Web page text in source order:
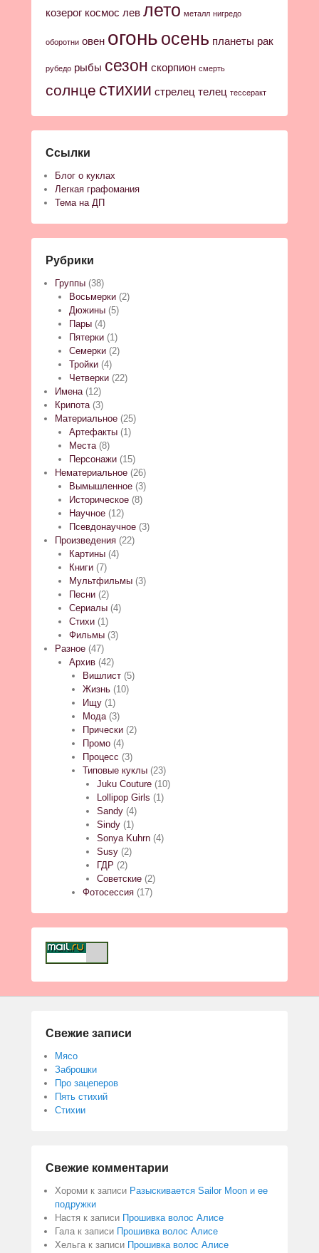
козерог космос лев лето металл нигредо
оборотни овен огонь осень планеты рак
рубедо рыбы сезон скорпион смерть
солнце стихии стрелец телец тессеракт
Ссылки
Блог о куклах
Легкая графомания
Тема на ДП
Рубрики
Группы (38)
Восьмерки(2)
Дюжины(5)
Пары(4)
Пятерки(1)
Семерки(2)
Тройки(4)
Четверки(22)
Имена(12)
Крипота(3)
Материальное (25)
Артефакты(1)
Места(8)
Персонажи(15)
Нематериальное (26)
Вымышленное(3)
Историческое(8)
Научное(12)
Псевдонаучное(3)
Произведения (22)
Картины(4)
Книги(7)
Мультфильмы(3)
Песни(2)
Сериалы(4)
Стихи(1)
Фильмы(3)
Разное (47)
Архив(42)
Вишлист (5)
Жизнь (10)
Ищу (1)
Мода(3)
Прически (2)
Промо (4)
Процесс (3)
Типовые куклы (23)
Juku Couture(10)
Lollipop Girls (1)
Sandy(4)
Sindy(1)
Sonya Kuhrn(4)
Susy(2)
ГДР (2)
Советские(2)
Фотосессия (17)
Свежие записи
Мясо
Заброшки
Про зацеперов
Пять стихий
Стихии
Свежие комментарии
Хороми к записи Разыскивается Sailor Moon и ее
подружки
Настя к записи Прошивка волос Алисе
Гала к записи Прошивка волос Алисе
Хельга к записи Прошивка волос Алисе